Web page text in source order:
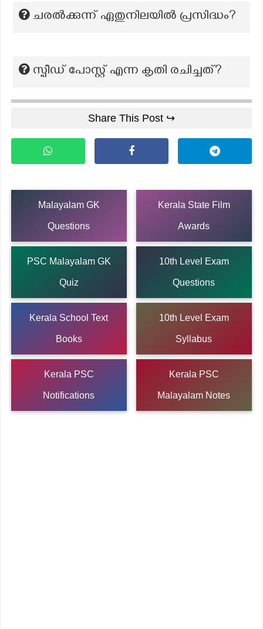
ചരൽക്കുന്ന് ഏതുനിലയിൽ പ്രസിദ്ധം?
സ്പീഡ് പോസ്റ്റ് എന്ന കൃതി രചിച്ചത്?
Share This Post ↪
Malayalam GK
Questions
Kerala State Film
Awards
PSC Malayalam GK
Quiz
10th Level Exam
Questions
Kerala School Text
Books
10th Level Exam
Syllabus
Kerala PSC
Notifications
Kerala PSC
Malayalam Notes